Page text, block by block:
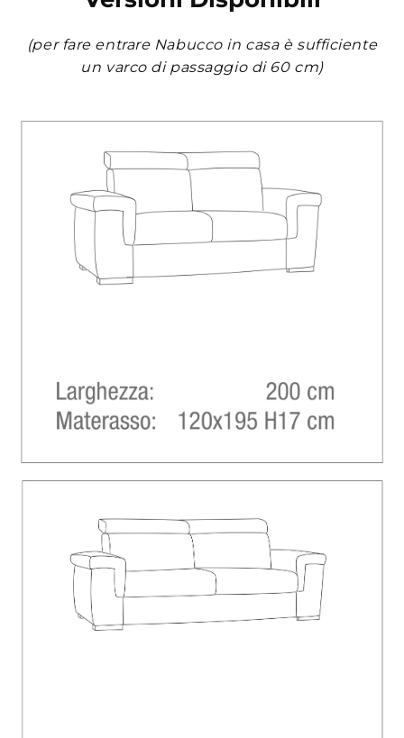
(per fare entrare Nabucco in casa è sufficiente
un varco di passaggio di 60 cm)